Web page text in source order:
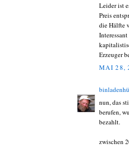
Leider ist
Preis
die Hälfte
Erzeuger
MAI 28,
nun, das
berufen,
bezahlt.
zwischen